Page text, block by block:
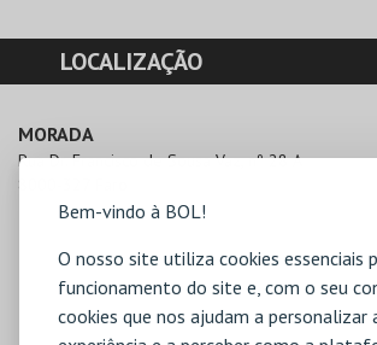
Bem-vindo à BOL!
O nosso site utiliza cookies essenciais
funcionamento do site e, com o seu
cookies que nos ajudam a personalizar
LOCALIZAÇÃO
MORADA
Rua Dr. Francisco de Sousa Vaz, nº 28 A